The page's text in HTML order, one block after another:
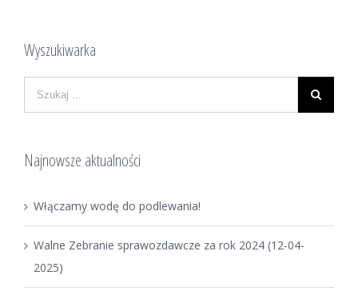
Wyszukiwarka
Najnowsze aktualności
Włączamy wodę do podlewania!
Walne Zebranie sprawozdawcze za rok 2024 (12-04-
2025)